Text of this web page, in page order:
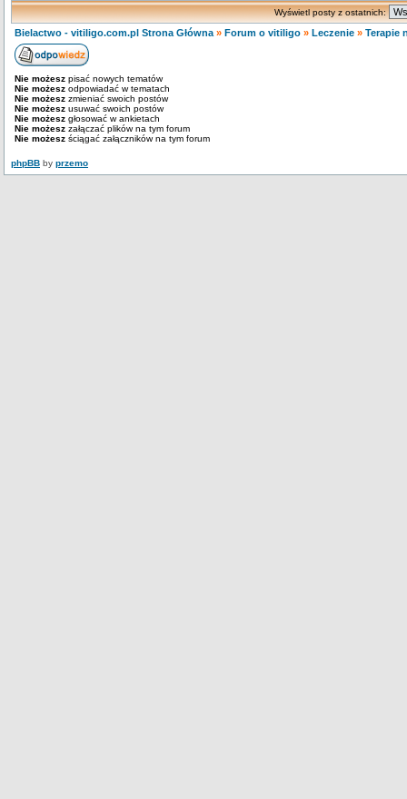
Wyświetl posty z ostatnich:
Bielactwo - vitiligo.com.pl Strona Główna » Forum o vitiligo » Leczenie » Terapie
Nie możesz pisać nowych tematów
Nie możesz odpowiadać w tematach
Nie możesz zmieniać swoich postów
Nie możesz usuwać swoich postów
Nie możesz głosować w ankietach
Nie możesz załączać plików na tym forum
Nie możesz ściągać załączników na tym forum
phpBB by przemo